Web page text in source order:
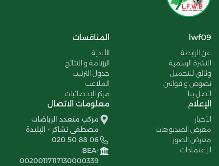
lwf09
عن الرابطة
النشرة الرسمية
وثائق للتحميل
نصوص و قوانين
اتصل بنا
المنافسات
الأندية
الرزنامة و النتائج
جدول الترتيب
الملاعب
مركز الإحصائيات
الإعلام
الأخبار
معرض الفيديوهات
معرض الصور
الإعتمادات
معلومات الاتصال
مركب متعدد الرياضات
مصطفى تشاكر - البليدة
020 50 88 06
BEA-
00200117117130000339